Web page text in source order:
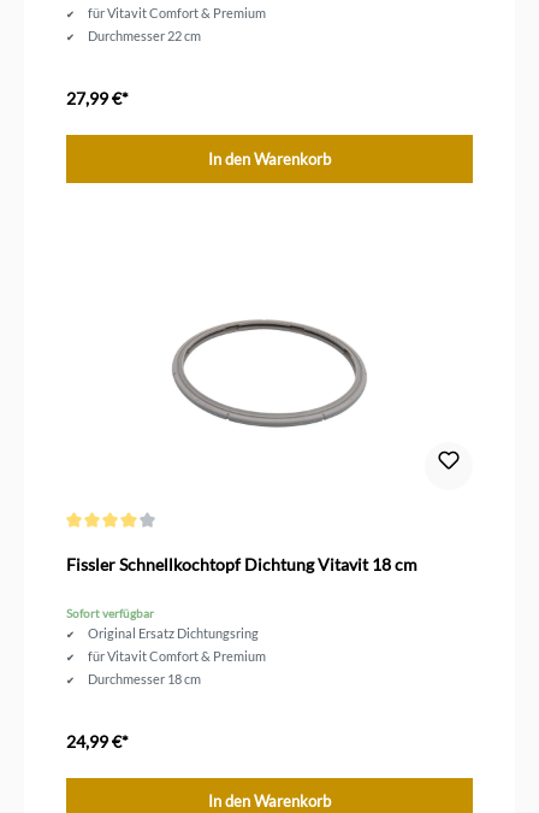
für Vitavit Comfort & Premium
Durchmesser 22 cm
27,99 €*
In den Warenkorb
Fissler Schnellkochtopf Dichtung Vitavit 18 cm
Sofort verfügbar
Original Ersatz Dichtungsring
für Vitavit Comfort & Premium
Durchmesser 18 cm
24,99 €*
In den Warenkorb